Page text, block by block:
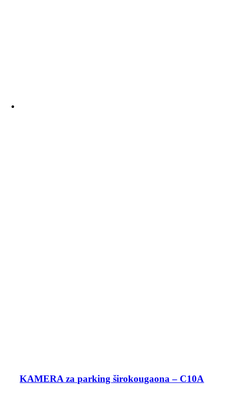
KAMERA za parking širokougaona – C10A